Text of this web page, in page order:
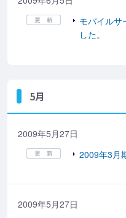
モバイルサ
した。
5月
2009年5月27日
2009年3月
2009年5月27日